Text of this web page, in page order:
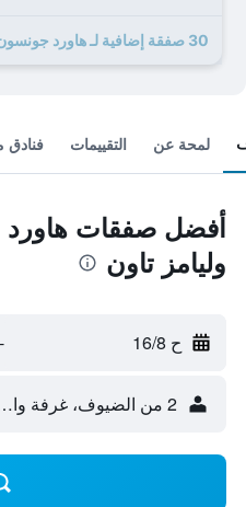
30 صفقة إضافية لـ هاورد جونسون باي ويندام وليامز تاون
لمحة عن التقييمات فنادق
أفضل صفقات هاورد
وليامز تاون
ح 16/8 -
2 من الضيوف، غرفة واحدة